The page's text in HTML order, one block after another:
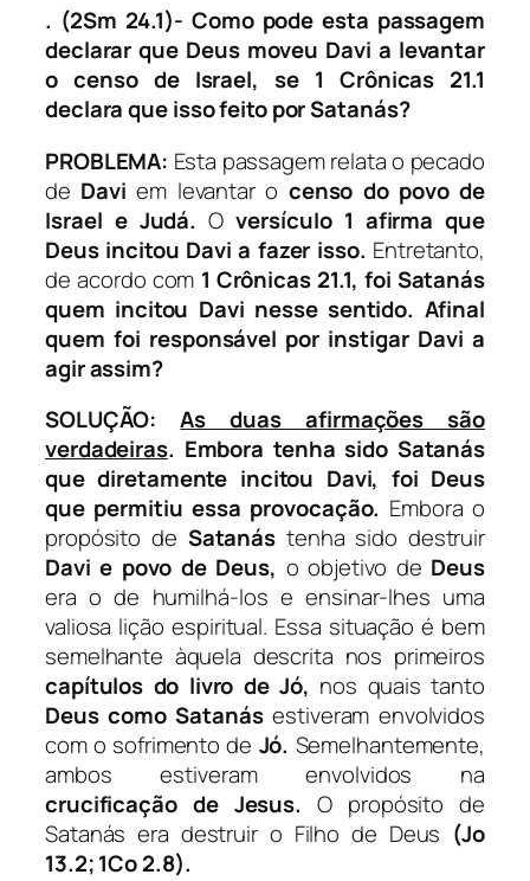
. (2Sm 24.1)- Como pode esta passagem
declarar que Deus moveu Davi a levantar
o censo de Israel, se 1 Crônicas 21.1
declara que isso feito por Satanás?
PROBLEMA: Esta passagem relata o pecado
de Daviem levantar o censo do povo de
Israel e Judá. OversícuIo 1 afirma que
Deus incitou Davi a fazer isso. Entretanto,
de acordo com 1 Crônicas 21.1, foi Satanás
quem incitou Davi nesse sentido. Afinal
quem foi responsável por instigar Davi a
agir assim?
SOLUÇÃO:
As duas afirmações são
verdadeiras. Embora tenha sido Satanás
que diretamente incitou Davi, foi Deus
que permitiu essa provocação. Embora o
propósito de Satanás tenha sido destruir
Davi e povo de Deus, o objetivo de Deus
era o de humilhá-los e ensinar-lhes uma
valiosa lição espiritual. Essa situação é bem
semelhante àquela descrita nos primeiros
capítulos do livro de Jó, nos quais tanto
Deus como Satanásestiveram envolvidos
com o sofrimento de Jó. Semelhantemente,
ambos estiveram envolvidos na
crucificação de Jesus. O propósito de
Satanás era destruir o Filho de Deus (Jo
13.2; 1Co 2.8).